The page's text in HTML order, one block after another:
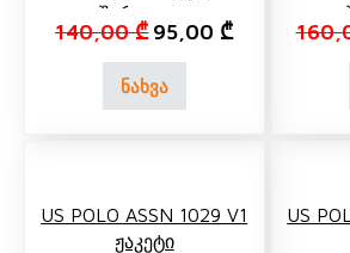
Შარვლით
140,00₾ Original price was:
95,00 ₾Current
ნახვა
US POLO ASSN 1029 V1
Ჟაკეტი
US